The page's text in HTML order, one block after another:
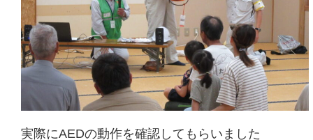
実際にAEDの動作を確認してもらいました